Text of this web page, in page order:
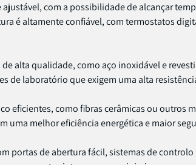
com a possibilidade de alcançar
é altamente confiável, com termostatos
alta qualidade, como aço inoxidável e
de laboratório que exigem uma alta
eficientes, como fibras cerâmicas ou outros
uma melhor eficiência energética e maior
portas de abertura fácil, sistemas de